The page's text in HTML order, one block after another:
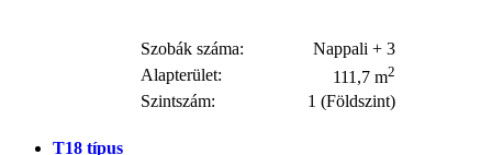
Szobák száma:
Nappali + 3
Alapterület:
111,7 m2
Szintszám: 1 (Földszint)
T18 típus